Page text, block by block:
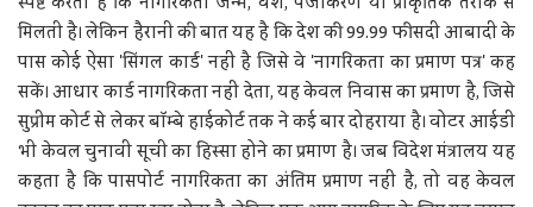
मिलती है। लेकिन हैरानी की बात यह है कि देश की 99.99 फीसदी आबादी के
पास कोई ऐसा 'सिंगल कार्ड' नहीं है जिसे वे 'नागरिकता का प्रमाण पत्र' कह
सकें। आधार कार्ड नागरिकता नहीं देता, यह केवल निवास का प्रमाण है, जिसे
सुप्रीम कोर्ट से लेकर बॉम्बे हाईकोर्ट तक ने कई बार दोहराया है। वोटर आईडी
भी केवल चुनावी सूची का हिस्सा होने का प्रमाण है। जब विदेश मंत्रालय यह
कहता है कि पासपोर्ट नागरिकता का अंतिम प्रमाण नहीं है, तो वह केवल